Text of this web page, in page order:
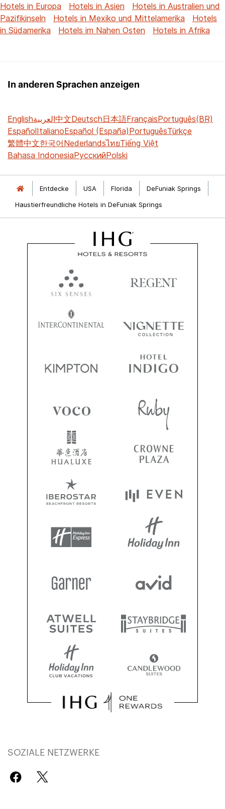
Hotels in Europa
Hotels in Asien
Hotels in Australien und
Pazifikinseln
Hotels in Mexiko und Mittelamerika
Hotels
in Südamerika
Hotels im Nahen Osten Hotels in Afrika
In anderen Sprachen anzeigen
Englishالعربية中文Deutsch日本語FrançaisPortuguês(BR)
EspañolItalianoEspañol (España)PortuguêsTürkçe
繁體中文한국어NederlandsไทยTiếng Việt
Bahasa IndonesiaРусскийPolski
Entdecke USA Florida
DeFuniak Springs
Haustierfreundliche Hotels in DeFuniak Springs
SOZIALE NETZWERKE